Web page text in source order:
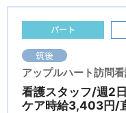
パート
筑後
アップルハート訪問
看護スタッフ/週2
ケア時給3,403円/